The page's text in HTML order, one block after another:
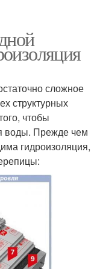
сложное
структурных
чтобы
воды. Прежде чем
гидроизоляция,